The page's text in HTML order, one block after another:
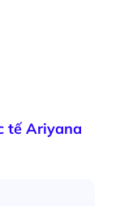
tế Ariyana